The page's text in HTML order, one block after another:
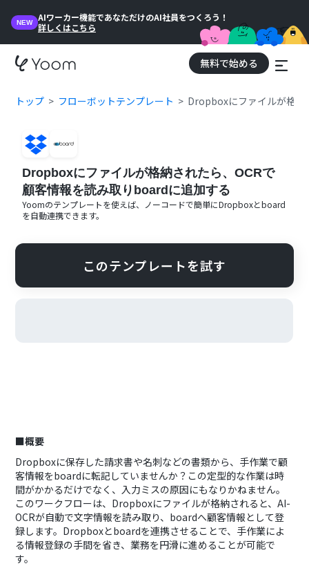
NEW
AIワーカー機能であなただけのAI社員をつくろう！
詳しくはこちら
無料で始める
トップ フローボットテンプレート Dropboxにファイルが格納
Dropboxにファイルが格納されたら、OCRで
顧客情報を読み取りboardに追加する
Yoomのテンプレートを使えば、ノーコードで簡単にDropboxとboard
を自動連携できます。
このテンプレートを試す
■概要
Dropboxに保存した請求書や名刺などの書類から、手作業で顧
客情報をboardに転記していませんか？この定型的な作業は時
間がかかるだけでなく、入力ミスの原因にもなりかねません。
このワークフローは、Dropboxにファイルが格納されると、AI-
OCRが自動で文字情報を読み取り、boardへ顧客情報として登
録します。Dropboxとboardを連携させることで、手作業によ
る情報登録の手間を省き、業務を円滑に進めることが可能で
す。